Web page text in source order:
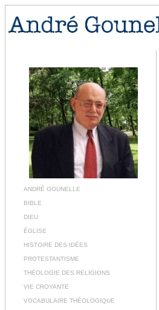
ANDRÉ GOUNELLE
BIBLE
DIEU
ÉGLISE
HISTOIRE DES IDÉES
PROTESTANTISME
THÉOLOGIE DES RELIGIONS
VIE CROYANTE
VOCABULAIRE THÉOLOGIQUE